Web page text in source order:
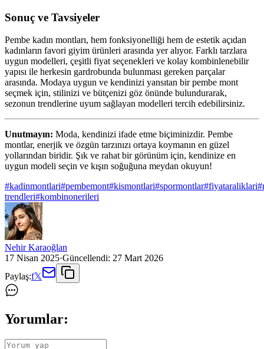
Sonuç ve Tavsiyeler
Pembe kadın montları, hem fonksiyonelliği hem de estetik açıdan
kadınların favori giyim ürünleri arasında yer alıyor. Farklı tarzlara
uygun modelleri, çeşitli fiyat seçenekleri ve kolay kombinlenebilir
yapısı ile herkesin gardrobunda bulunması gereken parçalar
arasında. Modaya uygun ve kendinizi yansıtan bir pembe mont
seçmek için, stilinizi ve bütçenizi göz önünde bulundurarak,
sezonun trendlerine uyum sağlayan modelleri tercih edebilirsiniz.
Unutmayın: Moda, kendinizi ifade etme biçiminizdir. Pembe
montlar, enerjik ve özgün tarzınızı ortaya koymanın en güzel
yollarından biridir. Şık ve rahat bir görünüm için, kendinize en
uygun modeli seçin ve kışın soğuğuna meydan okuyun!
#kadinmontlari#pembemont#kismontlari#spormontlar#fiyataraliklari#
trendleri#kombinonerileri
Nehir Karaoğlan
17 Nisan 2025·Güncellendi: 27 Mart 2026
Paylaş:f𝕏
Yorumlar: